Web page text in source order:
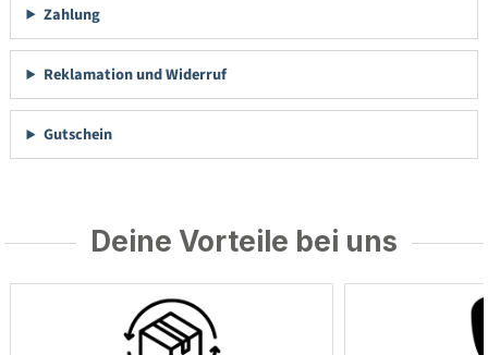
Zahlung
Reklamation und Widerruf
Gutschein
Deine Vorteile bei uns